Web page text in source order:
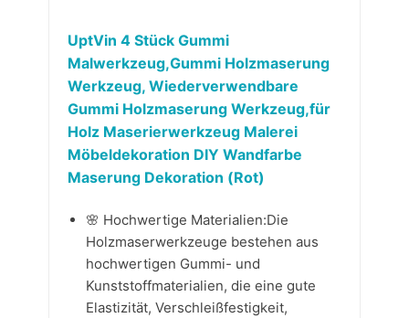
UptVin 4 Stück Gummi
Malwerkzeug,Gummi Holzmaserung
Werkzeug, Wiederverwendbare
Gummi Holzmaserung Werkzeug,für
Holz Maserierwerkzeug Malerei
Möbeldekoration DIY Wandfarbe
Maserung Dekoration (Rot)
🌸 Hochwertige Materialien:Die
Holzmaserwerkzeuge bestehen aus
hochwertigen Gummi- und
Kunststoffmaterialien, die eine gute
Elastizität, Verschleißfestigkeit,